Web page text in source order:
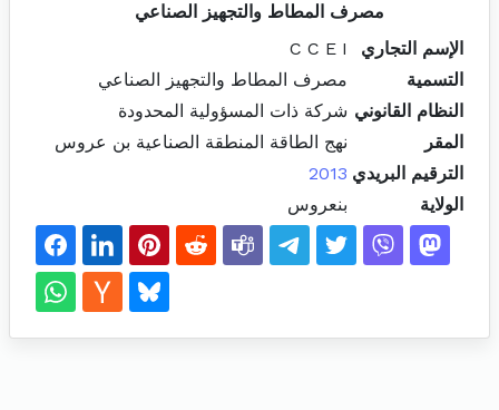
مصرف المطاط والتجهيز الصناعي
الإسم التجاري
C C E I
التسمية
مصرف المطاط والتجهيز الصناعي
النظام القانوني شركة ذات المسؤولية المحدودة
المقر
نهج الطاقة المنطقة الصناعية بن عروس
الترقيم البريدي 2013
الولاية
بنعروس